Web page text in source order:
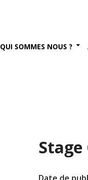
QUI SOMMES NOUS ?
Stage